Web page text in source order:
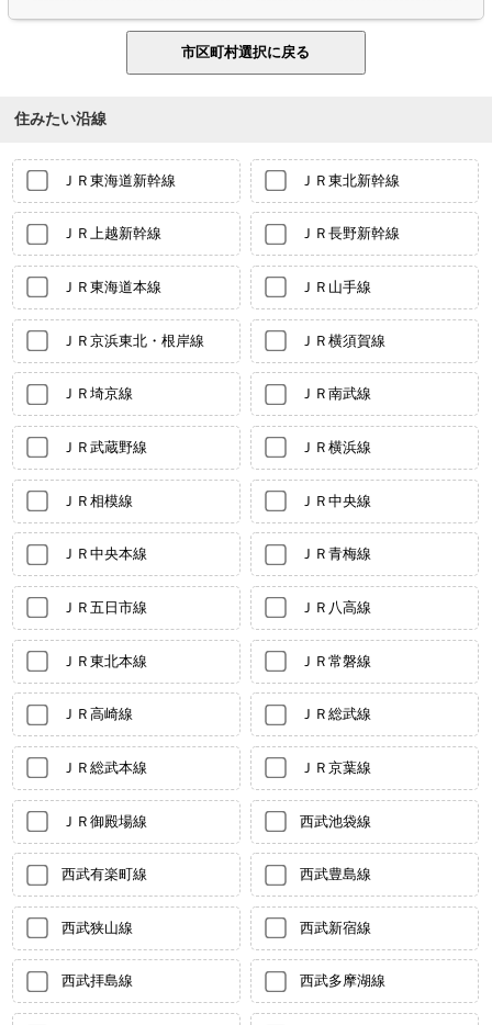
住みたい沿線
ＪＲ東海道新幹線 ＪＲ東北新幹線
ＪＲ上越新幹線 ＪＲ長野新幹線
ＪＲ東海道本線 ＪＲ山手線
ＪＲ京浜東北・根岸線 ＪＲ横須賀線
ＪＲ埼京線 ＪＲ南武線
ＪＲ武蔵野線 ＪＲ横浜線
ＪＲ相模線 ＪＲ中央線
ＪＲ中央本線 ＪＲ青梅線
ＪＲ五日市線 ＪＲ八高線
ＪＲ東北本線 ＪＲ常磐線
ＪＲ高崎線 ＪＲ総武線
ＪＲ総武本線 ＪＲ京葉線
ＪＲ御殿場線 西武池袋線
西武有楽町線 西武豊島線
西武狭山線 西武新宿線
西武拝島線 西武多摩湖線